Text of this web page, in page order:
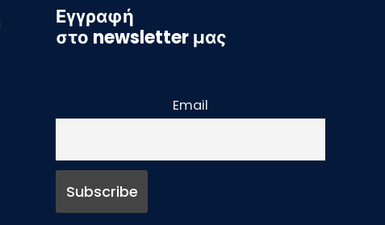
Εγγραφή
στο newsletter μας
Email